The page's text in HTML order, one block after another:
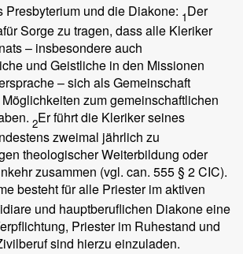
Presbyterium und die Diakone: 1Der
Sorge zu tragen, dass alle Kleriker
– insbesondere auch
und Geistliche in den Missionen
– sich als Gemeinschaft
zum gemeinschaftlichen
2Er führt die Kleriker seines
zweimal jährlich zu
theologischer Weiterbildung oder
zusammen (vgl. can. 555 § 2 CIC).
besteht für alle Priester im aktiven
und hauptberuflichen Diakone eine
Priester im Ruhestand und
sind hierzu einzuladen.